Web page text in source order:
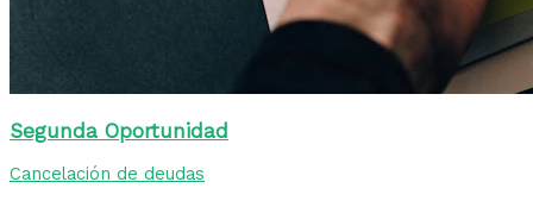
Segunda Oportunidad
Cancelación de deudas